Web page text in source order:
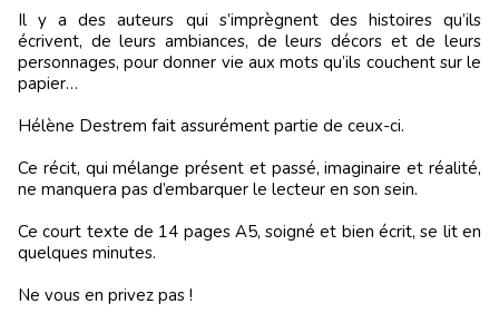
Il y a des auteurs qui s’imprègnent des histoires qu’ils
écrivent, de leurs ambiances, de leurs décors et de leurs
personnages, pour donner vie aux mots qu’ils couchent sur le
papier…
Hélène Destrem fait assurément partie de ceux-ci.
Ce récit, qui mélange présent et passé, imaginaire et réalité,
ne manquera pas d’embarquer le lecteur en son sein.
Ce court texte de 14 pages A5, soigné et bien écrit, se lit en
quelques minutes.
Ne vous en privez pas !